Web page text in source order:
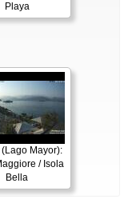
Playa
Mayor):
/ Isola
Bella